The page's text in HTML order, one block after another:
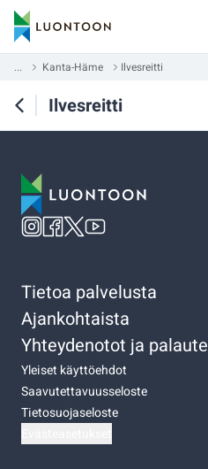
... Kanta-Häme Ilvesreitti
Ilvesreitti
Tietoa palvelusta
Ajankohtaista
Yhteydenotot ja palaute
Yleiset käyttöehdot
Saavutettavuusseloste
Tietosuojaseloste